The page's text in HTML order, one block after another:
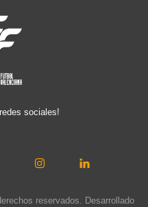
sociales!
reservados. Desarrollado